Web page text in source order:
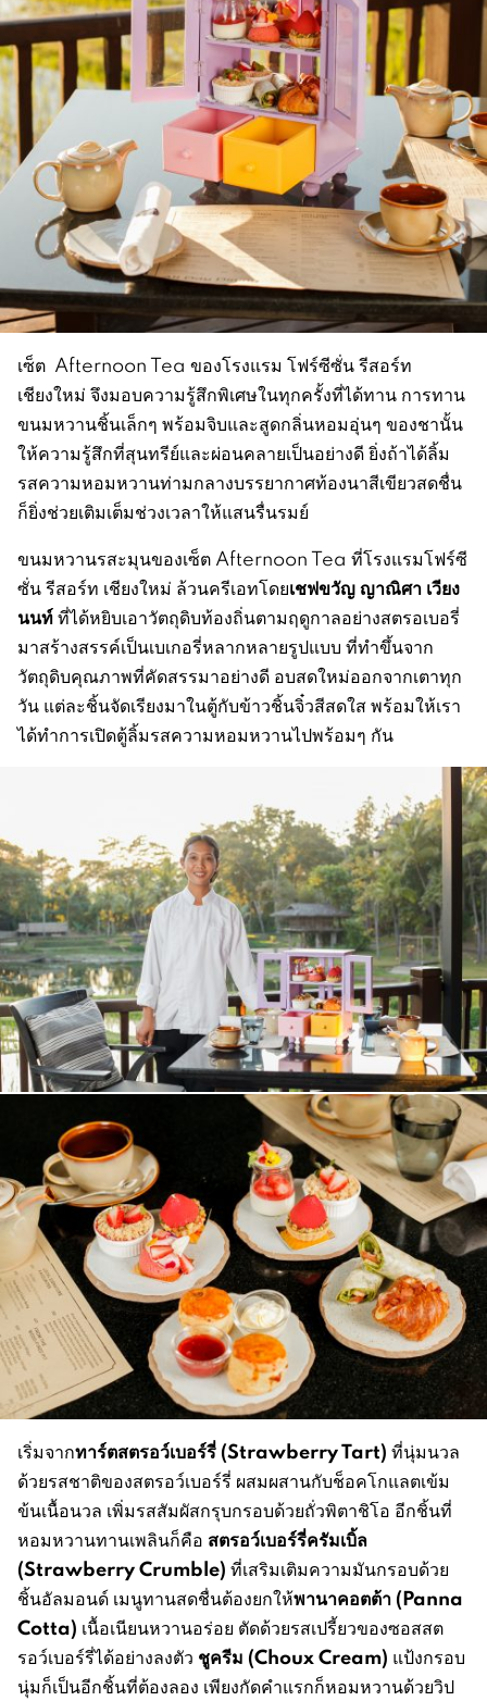
เซ็ต Afternoon Tea ของโรงแรม โฟร์ซีซั่น รีสอร์ท
เชียงใหม่ จึงมอบความรู้สึกพิเศษในทุกครั้งที่ได้ทาน การทาน
ขนมหวานชิ้นเล็กๆ พร้อมจิบและสูดกลิ่นหอมอุ่นๆ ของชานั้น
ให้ความรู้สึกที่สุนทรีย์และผ่อนคลายเป็นอย่างดี ยิ่งถ้าได้ลิ้ม
รสความหอมหวานท่ามกลางบรรยากาศท้องนาสีเขียวสดชื่น
ก็ยิ่งช่วยเติมเต็มช่วงเวลาให้แสนรื่นรมย์
ขนมหวานรสะมุนของเซ็ต Afternoon Tea ที่โรงแรมโฟร์ซี
ซั่น รีสอร์ท เชียงใหม่ ล้วนครีเอทโดยเชฟขวัญ ญาณิศา เวียง
นนท์ที่ได้หยิบเอาวัตถุดิบท้องถิ่นตามฤดูกาลอย่างสตรอเบอรี่
มาสร้างสรรค์เป็นเบเกอรี่หลากหลายรูปแบบ ที่ทำขึ้นจาก
วัตถุดิบคุณภาพที่คัดสรรมาอย่างดี อบสดใหม่ออกจากเตาทุก
วัน แต่ละชิ้นจัดเรียงมาในตู้กับข้าวชิ้นจิ๋วสีสดใส พร้อมให้เรา
ได้ทำการเปิดตู้ลิ้มรสความหอมหวานไปพร้อมๆ กัน
เริ่มจากทาร์ตสตรอว์เบอร์รี่ (Strawberry Tart) ที่นุ่มนวล
ด้วยรสชาติของสตรอว์เบอร์รี่ ผสมผสานกับช็อคโกแลตเข้ม
ข้นเนื้อนวล เพิ่มรสสัมผัสกรุบกรอบด้วยถั่วพิตาชิโอ อีกชิ้นที่
หอมหวานทานเพลินก็คือ สตรอว์เบอร์รี่ครัมเบิ้ล
(Strawberry Crumble) ที่เสริมเติมความมันกรอบด้วย
ชิ้นอัลมอนด์ เมนูทานสดชื่นต้องยกให้พานาคอตต้า (Panna
Cotta) เนื้อเนียนหวานอร่อย ตัดด้วยรสเปรี้ยวของซอสสต
รอว์เบอร์รี่ได้อย่างลงตัว ชูครีม (Choux Cream) แป้งกรอบ
นุ่มก็เป็นอีกชิ้นที่ต้องลอง เพียงกัดคำแรกก็หอมหวานด้วยวิป